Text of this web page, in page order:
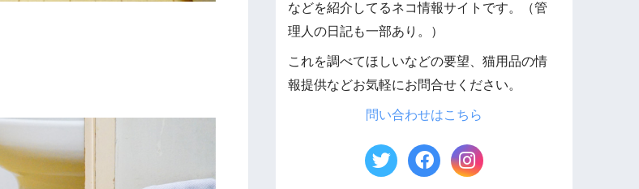
などを紹介してるネコ情報サイトです。（管
理人の日記も一部あり。）
これを調べてほしいなどの要望、猫用品の情
報提供などお気軽にお問合せください。
問い合わせはこちら